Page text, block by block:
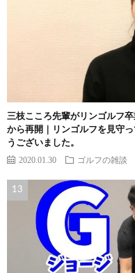
三枝こころ先輩がリンゴルフ
から再開｜リンゴルフを見守
うございました。
2020.01.30 ゴルフの雑談